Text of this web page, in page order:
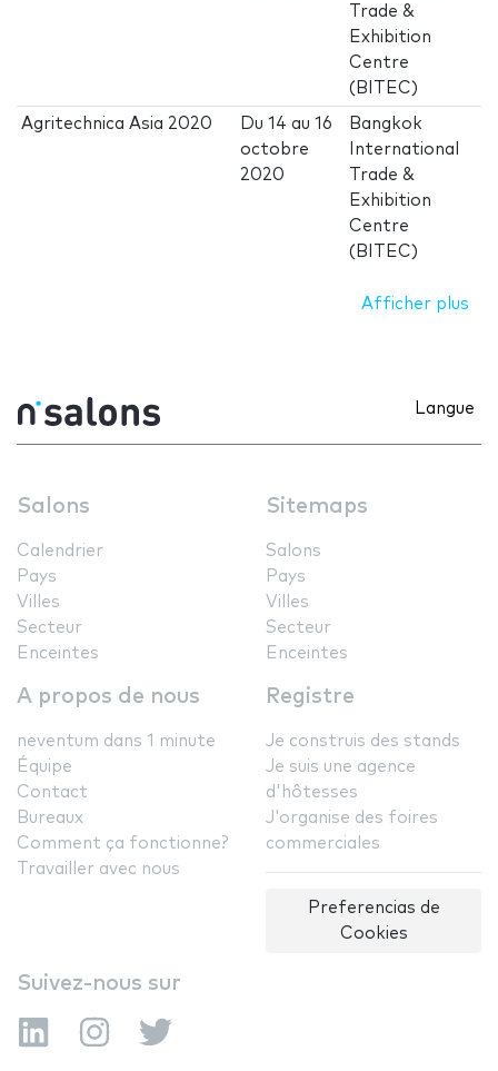
Trade &
Exhibition
Centre
(BITEC)
Agritechnica Asia 2020 Du14 au16
octobre
2020
Bangkok
International
Trade &
Exhibition
Centre
(BITEC)
Afficher plus
Langue
Salons
Calendrier
Pays
Villes
Secteur
Enceintes
Sitemaps
Salons
Pays
Villes
Secteur
Enceintes
A propos de nous
neventum dans 1 minute
Équipe
Contact
Bureaux
Comment ça fonctionne?
Travailler avec nous
Registre
Je construis des stands
Je suis une agence
d'hôtesses
J'organise des foires
commerciales
Preferencias de
Cookies
Suivez-nous sur